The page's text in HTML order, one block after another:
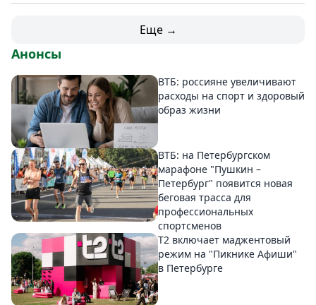
Еще →
Анонсы
ВТБ: россияне увеличивают
расходы на спорт и здоровый
образ жизни
ВТБ: на Петербургском
марафоне "Пушкин –
Петербург" появится новая
беговая трасса для
профессиональных
спортсменов
Т2 включает маджентовый
режим на "Пикнике Афиши"
в Петербурге